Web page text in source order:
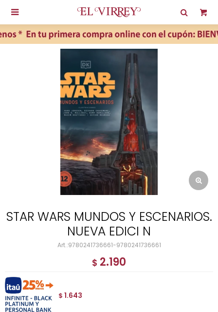

STAR WARS MUNDOS Y ESCENARIOS.
NUEVA EDICI N
9780241736661-9780241736661
$ 2.190
$ 1.643